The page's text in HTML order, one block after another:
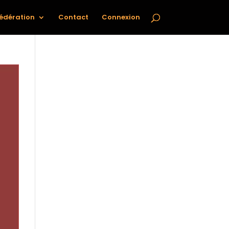
Contact Connexion